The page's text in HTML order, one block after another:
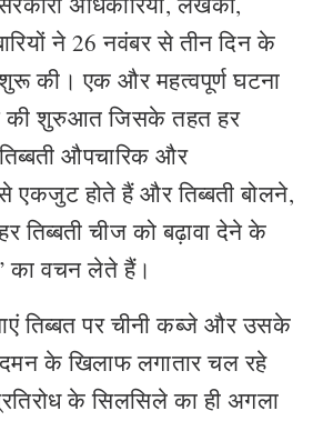
ने 26 नवंबर से तीन दिन के
की। एक और महत्वपूर्ण घटना
की शुरुआत जिसके तहत हर
औपचारिक और
एकजुट होते हैं और तिब्बती बोलने,
तिब्बती चीज को बढ़ावा देने के
का वचन लेते हैं।
तिब्बत पर चीनी कब्जे और उसके
के दमन के खिलाफ लगातार चल रहे
के सिलसिले का ही अगला